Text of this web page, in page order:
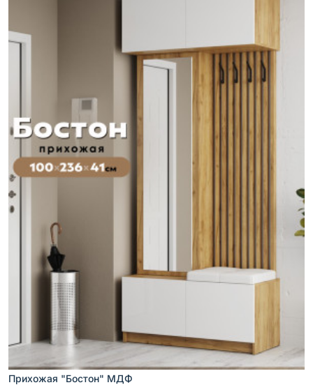
Прихожая "Бостон" МДФ